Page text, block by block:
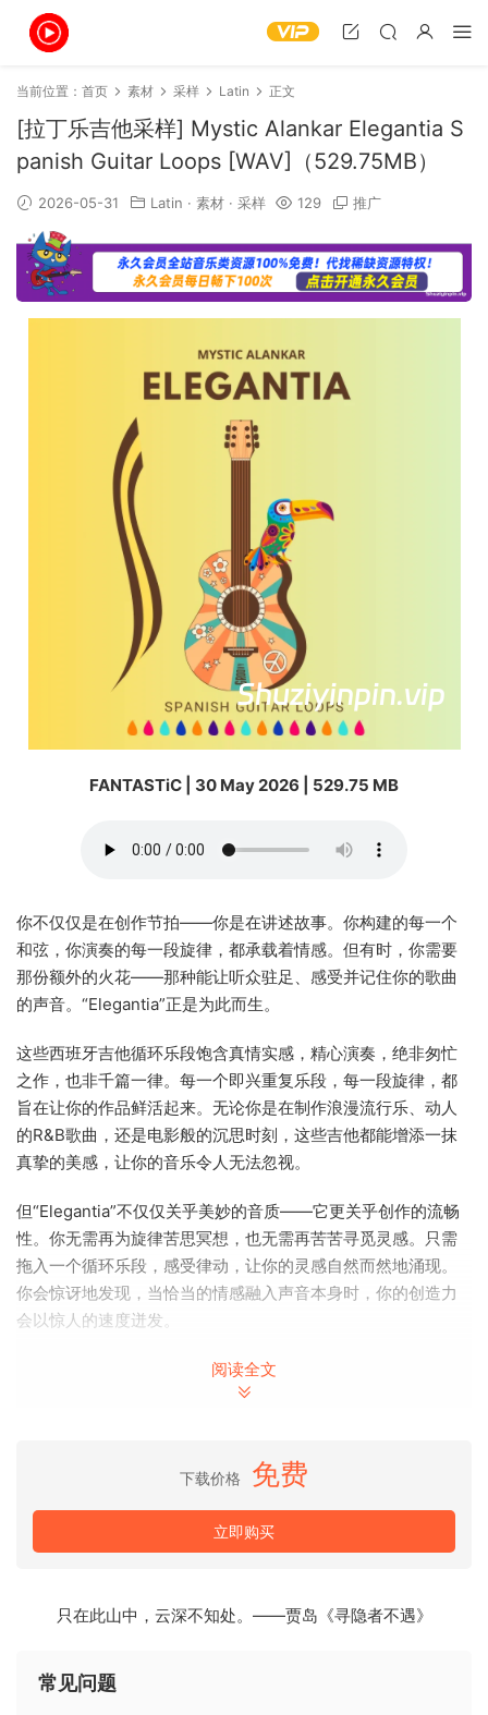
当前位置： 首页 素材 采样 Latin 正文
[拉丁乐吉他采样] Mystic Alankar Elegantia S
panish Guitar Loops [WAV]（529.75MB）
2026-05-31 Latin · 素材 · 采样 129 推广
FANTASTiC | 30 May 2026 | 529.75 MB
你不仅仅是在创作节拍——你是在讲述故事。你构建的每一个
和弦，你演奏的每一段旋律，都承载着情感。但有时，你需要
那份额外的火花——那种能让听众驻足、感受并记住你的歌曲
的声音。“Elegantia”正是为此而生。
这些西班牙吉他循环乐段饱含真情实感，精心演奏，绝非匆忙
之作，也非千篇一律。每一个即兴重复乐段，每一段旋律，都
旨在让你的作品鲜活起来。无论你是在制作浪漫流行乐、动人
的R&B歌曲，还是电影般的沉思时刻，这些吉他都能增添一抹
真挚的美感，让你的音乐令人无法忽视。
但“Elegantia”不仅仅关乎美妙的音质——它更关乎创作的流畅
性。你无需再为旋律苦思冥想，也无需再苦苦寻觅灵感。只需
拖入一个循环乐段，感受律动，让你的灵感自然而然地涌现。
你会惊讶地发现，当恰当的情感融入声音本身时，你的创造力
会以惊人的速度迸发。
这个音色库专为那些注重情感而非炒作的制作人而设。它献给
那些追求氛围、故事和情感联结的音乐人。它献给那些相信音
使用“Elegantia”音色库，创作出能够引起共鸣的作品——不仅
灵魂时，每一位听众都能感受到。
“Elegantia”音色库捕捉了西班牙吉他的精髓——情感、优雅与
每一个循环乐段都经过深情演绎，赋予你温暖、深沉和精致的
阅读全文
下载价格 免费
立即购买
只在此山中，云深不知处。——贾岛《寻隐者不遇》
常见问题